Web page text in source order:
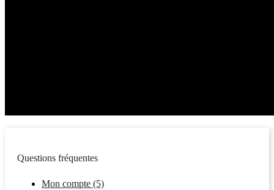
Questions fréquentes
Mon compte (5)